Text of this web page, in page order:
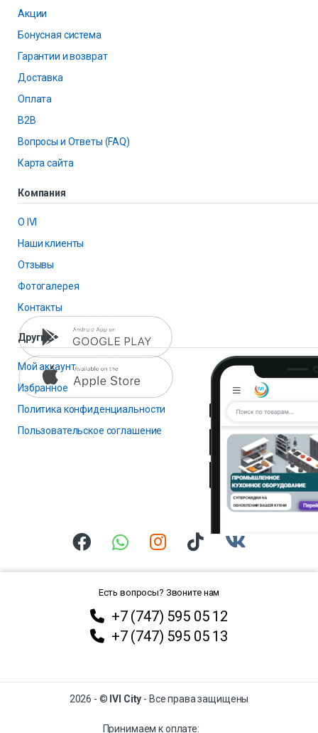
Акции
Бонусная система
Гарантии и возврат
Доставка
Оплата
B2B
Вопросы и Ответы (FAQ)
Карта сайта
Компания
О IVI
Наши клиенты
Отзывы
Фотогалерея
Контакты
Другие
Мой аккаунт
Избранное
Политика конфиденциальности
Пользовательское соглашение
Есть вопросы? Звоните нам
+7 (747) 595 05 12
+7 (747) 595 05 13
2026 - © IVI City - Все права защищены
Принимаем к оплате: